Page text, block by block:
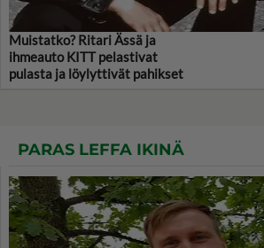
Muistatko? Ritari Ässä ja
ihmeauto KITT pelastivat
pulasta ja löylyttivät pahikset
PARAS LEFFA IKINÄ